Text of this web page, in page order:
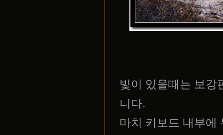
빛이 있을때는 보강
니다.
마치 키보드 내부에